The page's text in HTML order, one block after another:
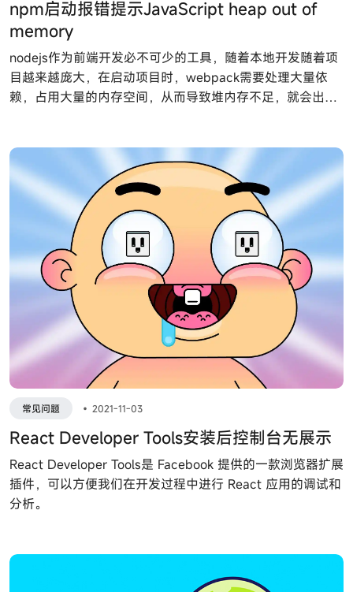
npm启动报错提示JavaScript heap out of
memory
nodejs作为前端开发必不可少的工具，随着本地开发随着项
目越来越庞大，在启动项目时，webpack需要处理大量依
赖，占用大量的内存空间，从而导致堆内存不足，就会出现
常见问题 • 2021-11-03
React Developer Tools安装后控制台无展示
React Developer Tools是 Facebook 提供的一款浏览器扩展
插件，可以方便我们在开发过程中进行 React 应用的调试和
分析。